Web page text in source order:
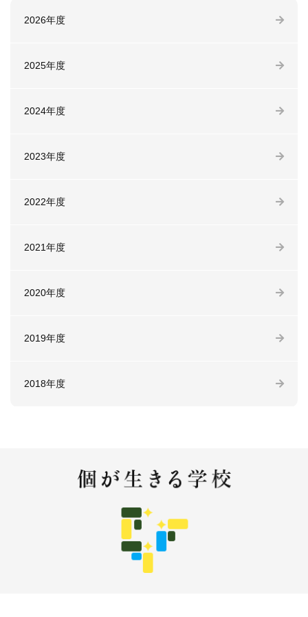
2026年度
2025年度
2024年度
2023年度
2022年度
2021年度
2020年度
2019年度
2018年度